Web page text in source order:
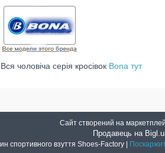
Вся чоловіча серія кросівок Bona тут
Сайт створений на
Продавець на